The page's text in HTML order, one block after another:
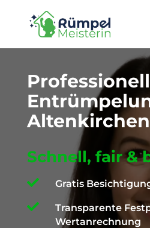
★ 4,9 / 5 ProvenExpert ✓
info@die-
Altenkirchen
Schnell, fair &
 Gratis

Transparente
Wertanrechnung